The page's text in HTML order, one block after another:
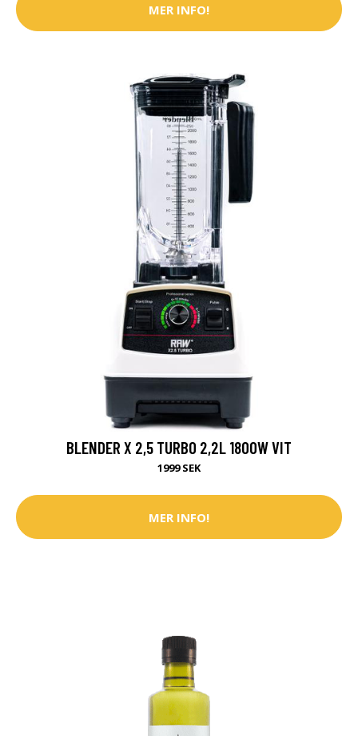
MER INFO!
BLENDER X 2,5 TURBO 2,2L 1800W VIT
1999 SEK
MER INFO!